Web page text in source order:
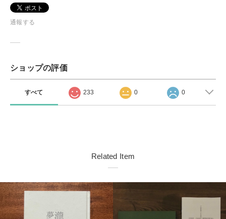
通報する
ショップの評価
すべて 233 0 0
Related Item